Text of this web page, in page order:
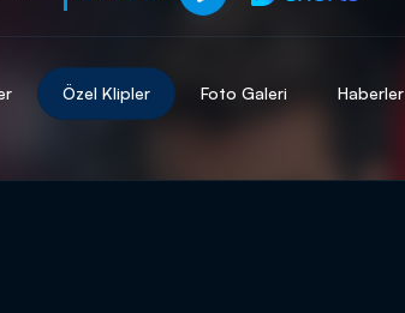
Özel Klipler Foto Galeri Haberler